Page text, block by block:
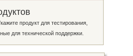
продукт для тестирования,
для технической поддержки.